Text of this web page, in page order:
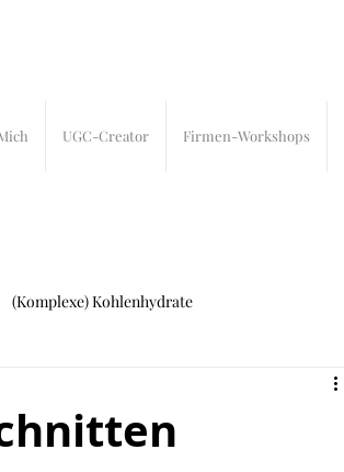
UGC-Creator Firmen-Workshops
(Komplexe) Kohlenhydrate